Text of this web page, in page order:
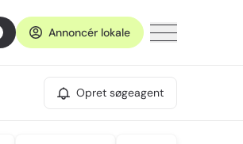
Annoncér lokale
Opret søgeagent